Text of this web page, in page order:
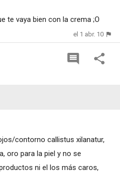
te vaya bien con la crema ;O
el 1 abr. 10
contorno callistus xilanatur,
oro para la piel y no se
ni el los más caros,